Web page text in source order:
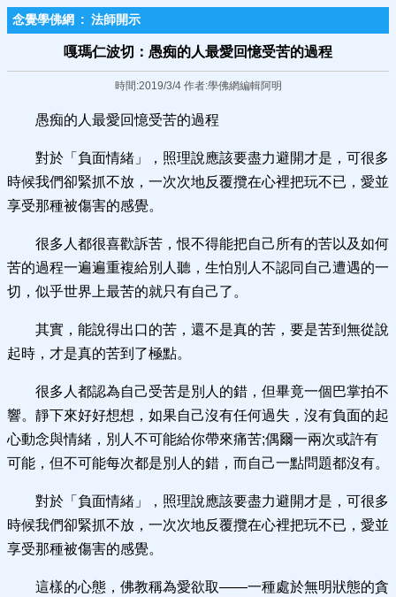
念覺學佛網 : 法師開示
嘎瑪仁波切：愚痴的人最愛回憶受苦的過程
時間:2019/3/4 作者:學佛網編輯阿明
愚痴的人最愛回憶受苦的過程
對於「負面情緒」，照理說應該要盡力避開才是，可很多
時候我們卻緊抓不放，一次次地反覆攬在心裡把玩不已，愛並
享受那種被傷害的感覺。
很多人都很喜歡訴苦，恨不得能把自己所有的苦以及如何
苦的過程一遍遍重複給別人聽，生怕別人不認同自己遭遇的一
切，似乎世界上最苦的就只有自己了。
其實，能說得出口的苦，還不是真的苦，要是苦到無從說
起時，才是真的苦到了極點。
很多人都認為自己受苦是別人的錯，但畢竟一個巴掌拍不
響。靜下來好好想想，如果自己沒有任何過失，沒有負面的起
心動念與情緒，別人不可能給你帶來痛苦;偶爾一兩次或許有
可能，但不可能每次都是別人的錯，而自己一點問題都沒有。
對於「負面情緒」，照理說應該要盡力避開才是，可很多
時候我們卻緊抓不放，一次次地反覆攬在心裡把玩不已，愛並
享受那種被傷害的感覺。
這樣的心態，佛教稱為愛欲取——一種處於無明狀態的貪